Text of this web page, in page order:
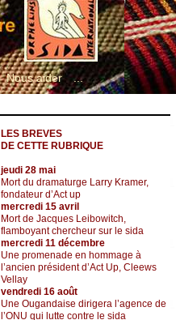
Nous aider ...
LES BREVES
DE CETTE RUBRIQUE
jeudi 28 mai
Mort du dramaturge Larry Kramer,
fondateur d’Act up
mercredi 15 avril
Mort de Jacques Leibowitch,
flamboyant chercheur sur le sida
mercredi 11 décembre
Une promenade en hommage à
l’ancien président d’Act Up, Cleews
Vellay
vendredi 16 août
Une Ougandaise dirigera l’agence de
l’ONU qui lutte contre le sida